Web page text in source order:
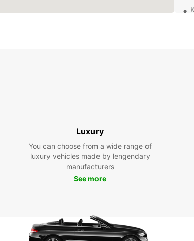
la
Luxury
You can choose from a wide range of
luxury vehicles made by lengendary
manufacturers
See more